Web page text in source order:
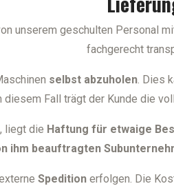
unserem geschulten Personal
fachgerecht
selbst abzuholen. Dies
diesem Fall trägt der Kunde die
liegt die Haftung für etwaige
ihm beauftragten
Speditionerfolgen. Die